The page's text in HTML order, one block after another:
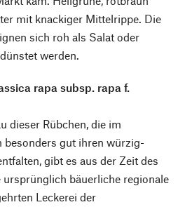
mit knackiger Mittelrippe. Die
sich roh als Salat oder
werden.
rapa subsp. rapa f.
dieser Rübchen, die im
besonders gut ihren würzig-
gibt es aus der Zeit des
bäuerliche regionale
Leckerei der